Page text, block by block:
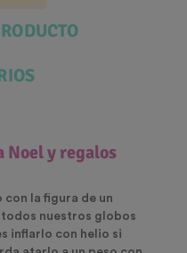
Noel y regalos
la figura de un
nuestros globos
inflarlo con helio si